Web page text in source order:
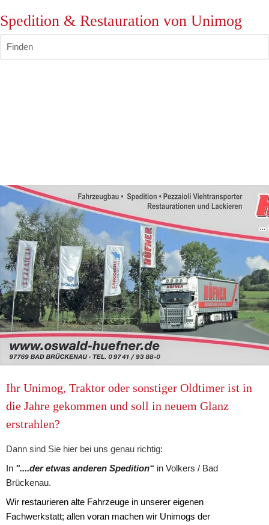
Spedition & Restauration von Unimog
Finden
Ihr Unimog, Traktor oder sonstiger Oldtimer ist in
die Jahre gekommen und soll in neuem Glanz
erstrahlen?
Dann sind Sie hier bei uns genau richtig:
In "....der etwas anderen Spedition“ in Volkers / Bad
Brückenau.
Wir restaurieren alte Fahrzeuge in unserer eigenen
Fachwerkstatt; allen voran machen wir Unimogs der